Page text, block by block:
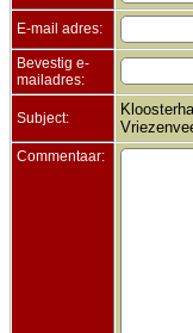
E-mail adres:
Bevestig e-
mailadres:
Subject:
Commentaar: